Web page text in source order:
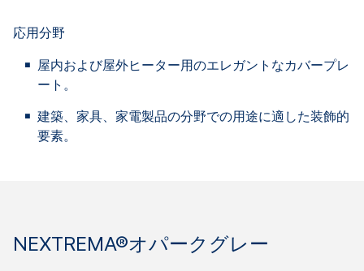
応用分野
屋内および屋外ヒーター用のエレガントなカバープレ
ート。
建築、家具、家電製品の分野での用途に適した装飾的
要素。
NEXTREMA®オパークグレー